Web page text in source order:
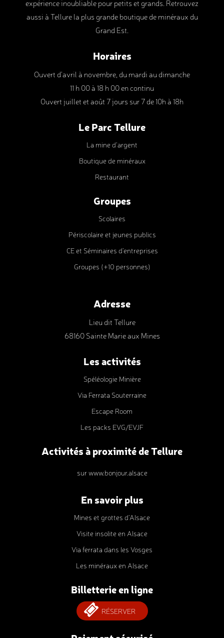
expérience inoubliable pour petits et grands. Retrouvez
aussi à Tellure la plus grande boutique de minéraux du
Grand Est.
Horaires
Ouvert d'avril à novembre, du mardi au dimanche
11 h 00 à 18 h 00 en continu
Ouvert juillet et août 7 jours sur 7 de 10h à 18h
Le Parc Tellure
La mine d’argent
Boutique de minéraux
Restaurant
Groupes
Scolaires
Périscolaire et jeunes publics
CE et Séminaires d’entreprises
Groupes (+10 personnes)
Adresse
Lieu dit Tellure
68160 Sainte Marie aux Mines
Les activités
Spéléologie Minière
Via Ferrata Souterraine
Escape Room
Les packs EVG/EVJF
Activités à proximité de Tellure
sur www.bonjour.alsace
En savoir plus
Mines et grottes d’Alsace
Visite insolite en Alsace
Via ferrata dans les Vosges
Les minéraux en Alsace
Billetterie en ligne
RÉSERVER